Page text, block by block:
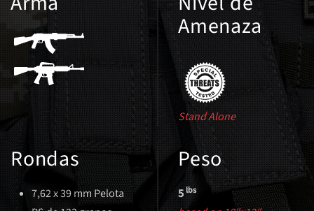
Amenaza
Stand Alone
Rondas
7,62 x 39 mm Pelota
Peso
5 lbs